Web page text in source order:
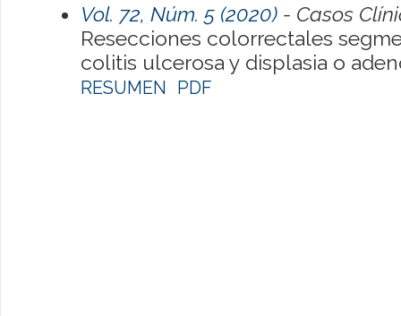
Vol. 72, Núm. 5 (2020)- Casos
Resecciones colorrectales
colitis ulcerosa y displasia o
RESUMEN PDF